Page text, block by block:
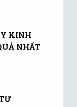
KINH
NHẤT